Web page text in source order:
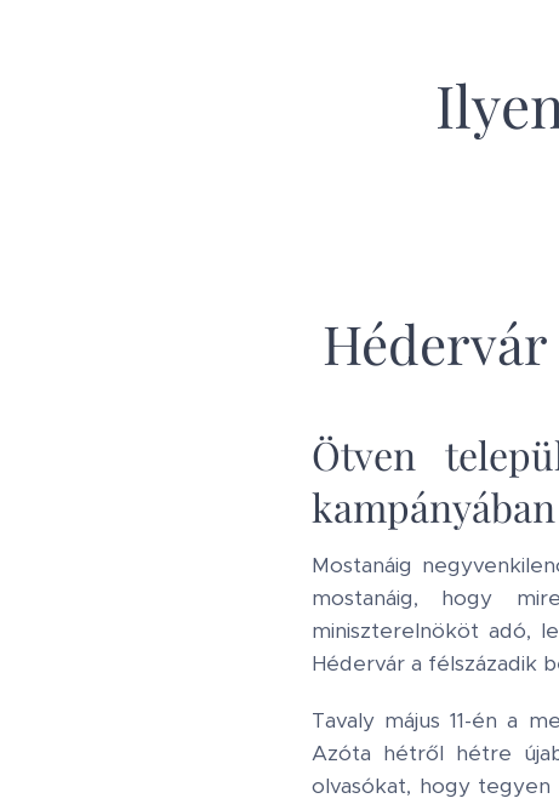
Ötven
kampányában
Mostanáig
mostanáig, hogy
miniszterelnököt adó,
Hédervár a félszázadik
Tavaly május 11-én a
Azóta hétről hétre
olvasókat, hogy tegyen